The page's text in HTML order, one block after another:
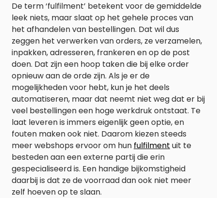
De term ‘fulfilment’ betekent voor de gemiddelde
leek niets, maar slaat op het gehele proces van
het afhandelen van bestellingen. Dat wil dus
zeggen het verwerken van orders, ze verzamelen,
inpakken, adresseren, frankeren en op de post
doen. Dat zijn een hoop taken die bij elke order
opnieuw aan de orde zijn. Als je er de
mogelijkheden voor hebt, kun je het deels
automatiseren, maar dat neemt niet weg dat er bij
veel bestellingen een hoge werkdruk ontstaat. Te
laat leveren is immers eigenlijk geen optie, en
fouten maken ook niet. Daarom kiezen steeds
meer webshops ervoor om hun fulfilment uit te
besteden aan een externe partij die erin
gespecialiseerd is. Een handige bijkomstigheid
daarbij is dat ze de voorraad dan ook niet meer
zelf hoeven op te slaan.